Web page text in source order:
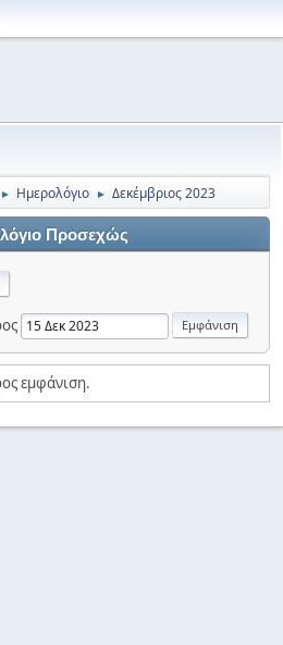
► Ημερολόγιο ► Δεκέμβριος 2023
Προσεχώς
εμφάνιση.